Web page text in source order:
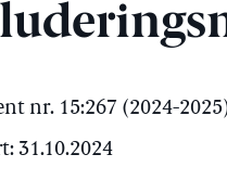
nr. 15:267 (2024-
31.10.2024